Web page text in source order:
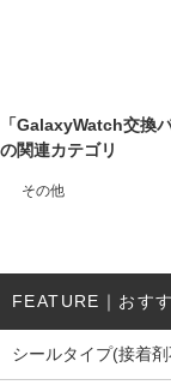
「GalaxyWatch交換
の関連カテゴリ
その他
FEATURE｜おす
シールタイプ(接着